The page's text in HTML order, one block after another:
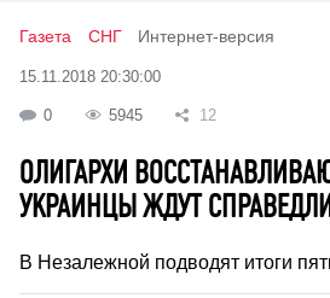
Газета СНГ Интернет-версия
15.11.2018 20:30:00
0 5945 12
ОЛИГАРХИ
УКРАИНЦЫ ЖДУТ
В Незалежной подводят итоги